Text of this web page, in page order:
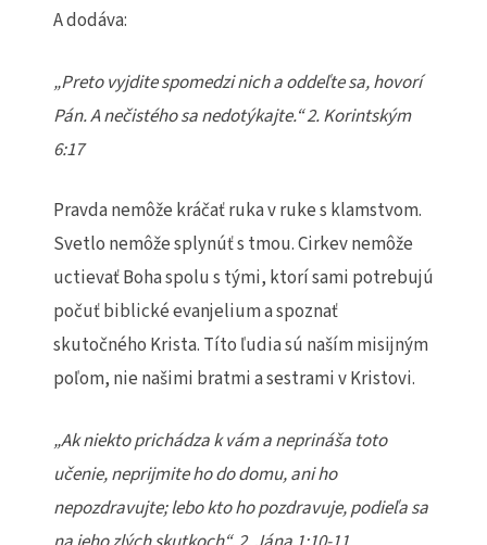
A dodáva:
„Preto vyjdite spomedzi nich a oddeľte sa, hovorí
Pán. A nečistého sa nedotýkajte.“ 2. Korintským
6:17
Pravda nemôže kráčať ruka v ruke s klamstvom.
Svetlo nemôže splynúť s tmou. Cirkev nemôže
uctievať Boha spolu s tými, ktorí sami potrebujú
počuť biblické evanjelium a spoznať
skutočného Krista. Títo ľudia sú naším misijným
poľom, nie našimi bratmi a sestrami v Kristovi.
„Ak niekto prichádza k vám a neprináša toto
učenie, neprijmite ho do domu, ani ho
nepozdravujte; lebo kto ho pozdravuje, podieľa sa